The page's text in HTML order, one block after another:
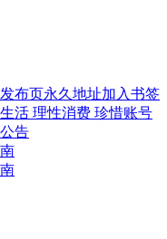
布页永久地址加入书签
活 理性消费 珍惜账号
告